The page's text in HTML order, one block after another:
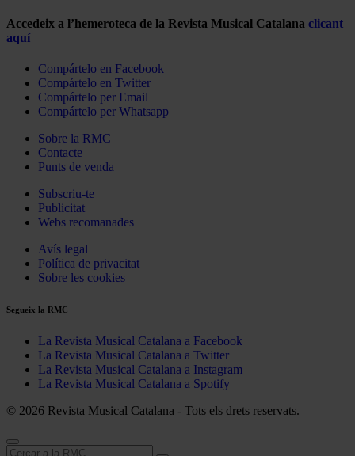
Accedeix a l’hemeroteca de la Revista Musical Catalana clicant
aquí
Compártelo en Facebook
Compártelo en Twitter
Compártelo per Email
Compártelo per Whatsapp
Sobre la RMC
Contacte
Punts de venda
Subscriu-te
Publicitat
Webs recomanades
Avís legal
Política de privacitat
Sobre les cookies
Segueix la RMC
La Revista Musical Catalana a Facebook
La Revista Musical Catalana a Twitter
La Revista Musical Catalana a Instagram
La Revista Musical Catalana a Spotify
© 2026 Revista Musical Catalana - Tots els drets reservats.